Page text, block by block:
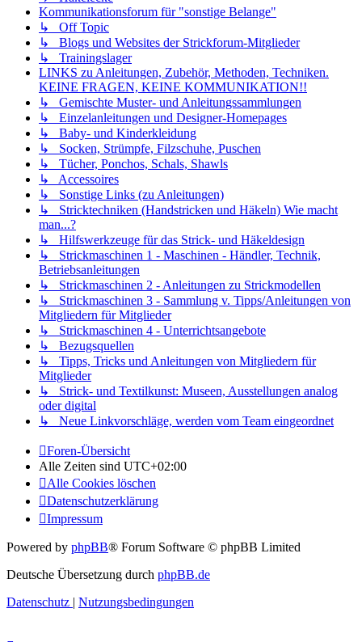
Kommunikationsforum für "sonstige Belange"
↳ Off Topic
↳ Blogs und Websites der Strickforum-Mitglieder
↳ Trainingslager
LINKS zu Anleitungen, Zubehör, Methoden, Techniken.
KEINE FRAGEN, KEINE KOMMUNIKATION!!
↳ Gemischte Muster- und Anleitungssammlungen
↳ Einzelanleitungen und Designer-Homepages
↳ Baby- und Kinderkleidung
↳ Socken, Strümpfe, Filzschuhe, Puschen
↳ Tücher, Ponchos, Schals, Shawls
↳ Accessoires
↳ Sonstige Links (zu Anleitungen)
↳ Stricktechniken (Handstricken und Häkeln) Wie macht
man...?
↳ Hilfswerkzeuge für das Strick- und Häkeldesign
↳ Strickmaschinen 1 - Maschinen - Händler, Technik,
Betriebsanleitungen
↳ Strickmaschinen 2 - Anleitungen zu Strickmodellen
↳ Strickmaschinen 3 - Sammlung v. Tipps/Anleitungen von
Mitgliedern für Mitglieder
↳ Strickmaschinen 4 - Unterrichtsangebote
↳ Bezugsquellen
↳ Tipps, Tricks und Anleitungen von Mitgliedern für
Mitglieder
↳ Strick- und Textilkunst: Museen, Ausstellungen analog
oder digital
↳ Neue Linkvorschläge, werden vom Team eingeordnet
Foren-Übersicht
Alle Zeiten sind UTC+02:00
Alle Cookies löschen
Datenschutzerklärung
Impressum
Powered by phpBB® Forum Software © phpBB Limited
Deutsche Übersetzung durch phpBB.de
Datenschutz
Nutzungsbedingungen